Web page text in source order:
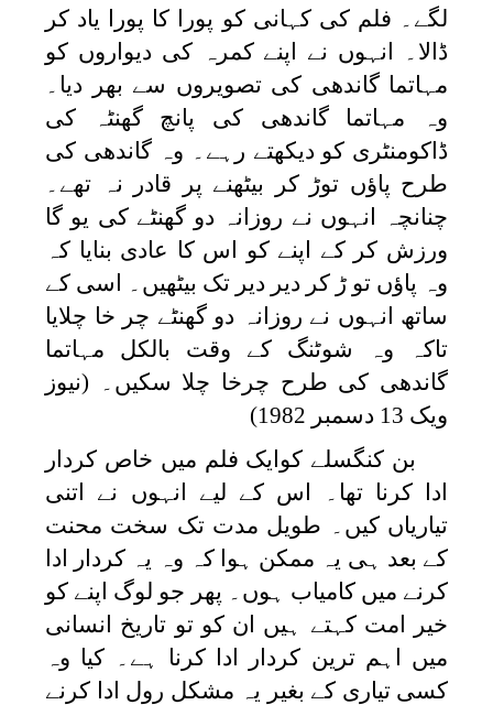
لگے۔ فلم کی کہانی کو پورا کا پورا یاد کر
ڈالا۔ انہوں نے اپنے کمرہ کی دیواروں کو
مہاتما گاندھی کی تصویروں سے بھر دیا۔
وہ مہاتما گاندھی کی پانچ گھنٹہ کی
ڈاکومنٹری کو دیکھتے رہے۔ وہ گاندھی کی
طرح پاؤں توڑ کر بیٹھنے پر قادر نہ تھے۔
چنانچہ انہوں نے روزانہ دو گھنٹے کی یو گا
ورزش کر کے اپنے کو اس کا عادی بنایا کہ
وہ پاؤں تو ڑ کر دیر دیر تک بیٹھیں۔ اسی کے
ساتھ انہوں نے روزانہ دو گھنٹے چر خا چلایا
تاکہ وہ شوٹنگ کے وقت بالکل مہاتما
گاندھی کی طرح چرخا چلا سکیں۔ (نیوز
ویک 13 دسمبر 1982)
بن کنگسلے کوایک فلم میں خاص کردار
ادا کرنا تھا۔ اس کے لیے انہوں نے اتنی
تیاریاں کیں۔ طویل مدت تک سخت محنت
کے بعد ہی یہ ممکن ہوا کہ وہ یہ کردار ادا
کرنے میں کامیاب ہوں۔ پھر جو لوگ اپنے کو
خیر امت کہتے ہیں ان کو تو تاریخ انسانی
میں اہم ترین کردار ادا کرنا ہے۔ کیا وہ
کسی تیاری کے بغیر یہ مشکل رول ادا کرنے